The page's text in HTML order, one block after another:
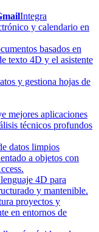
Integra
y calendario en
basados en
texto 4D y el asistente
y gestiona hojas de
mejores aplicaciones
técnicos profundos
datos limpios
a objetos con
4D para
y mantenible.
proyectos y
en entornos de